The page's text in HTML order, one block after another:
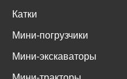
Катки
Мини-погрузчики
Мини-экскаваторы